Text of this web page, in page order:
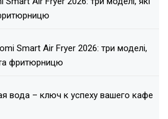
Smart Air Fryer 2026: три моделі,
фритюрницю
вода – ключ к успеху вашего кафе